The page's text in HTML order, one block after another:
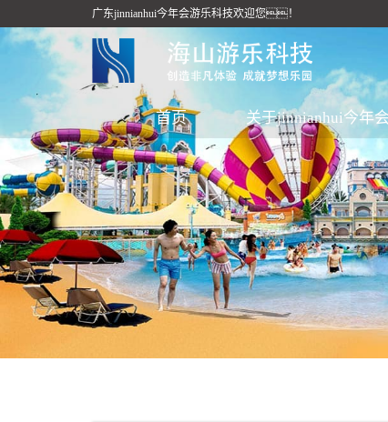
广东jinnianhui今年会游乐科技欢迎您！
首页 关于jinnianhui今年会